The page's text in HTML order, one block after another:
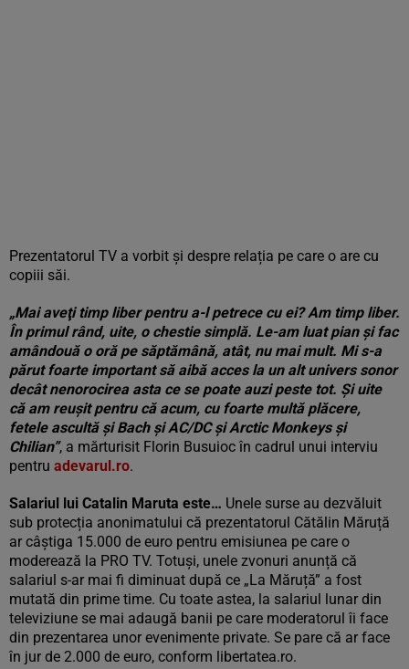
Prezentatorul TV a vorbit și despre relația pe care o are cu
copiii săi.
„Mai aveţi timp liber pentru a-l petrece cu ei? Am timp liber.
În primul rând, uite, o chestie simplă. Le-am luat pian şi fac
amândouă o oră pe săptămână, atât, nu mai mult. Mi s-a
părut foarte important să aibă acces la un alt univers sonor
decât nenorocirea asta ce se poate auzi peste tot. Şi uite
că am reuşit pentru că acum, cu foarte multă plăcere,
fetele ascultă şi Bach şi AC/DC şi Arctic Monkeys şi
Chilian”, a mărturisit Florin Busuioc în cadrul unui interviu
pentru adevarul.ro.
Salariul lui Catalin Maruta este… Unele surse au dezvăluit
sub protecția anonimatului că prezentatorul Cătălin Măruță
ar câștiga 15.000 de euro pentru emisiunea pe care o
moderează la PRO TV. Totuși, unele zvonuri anunță că
salariul s-ar mai fi diminuat după ce „La Măruță” a fost
mutată din prime time. Cu toate astea, la salariul lunar din
televiziune se mai adaugă banii pe care moderatorul îi face
din prezentarea unor evenimente private. Se pare că ar face
în jur de 2.000 de euro, conform libertatea.ro.